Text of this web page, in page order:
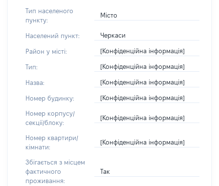
Тип населеного
пункту:
Місто
Населений пункт: Черкаси
Район у місті: [Конфіденційна інформація]
Тип: [Конфіденційна інформація]
Назва: [Конфіденційна інформація]
Номер будинку: [Конфіденційна інформація]
Номер корпусу/
секції/блоку:
[Конфіденційна інформація]
Номер квартири/
кімнати:
[Конфіденційна інформація]
Збігається з місцем
фактичного
проживання:
Так